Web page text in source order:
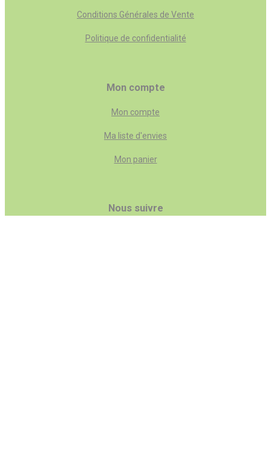
Conditions Générales de Vente
Politique de confidentialité
Mon compte
Mon compte
Ma liste d'envies
Mon panier
Nous suivre